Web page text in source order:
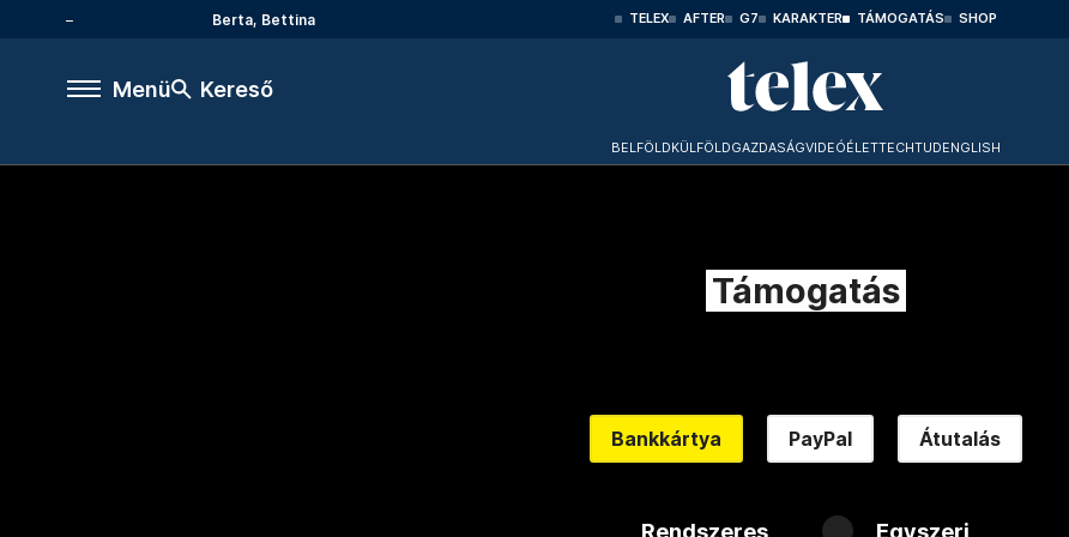
Berta, Bettina TELEX AFTER G7 KARAKTER TÁMOGATÁS SHOP
Menü Kereső
BELFÖLDKÜLFÖLDGAZDASÁGVIDEÓÉLETTECHTUDENGLISH
Támogatás
Bankkártya PayPal Átutalás
Rendszeres Egyszeri